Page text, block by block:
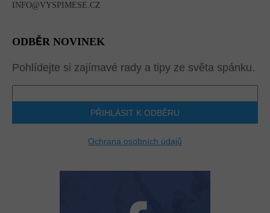
INFO@VYSPIMESE.CZ
ODBĚR NOVINEK
Pohlídejte si zajímavé rady a tipy ze světa spánku.
PŘIHLÁSIT K ODBĚRU
Ochrana osobních údajů